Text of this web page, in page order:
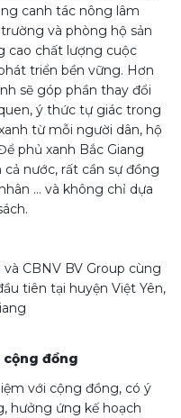
canh tác nông lâm
và phòng hộ sản
cao chất lượng cuộc
triển bền vững. Hơn
sẽ góp phần thay đổi
ý thức tự giác trong
từ mỗi người dân, hộ
phủ xanh Bắc Giang
nước, rất cần sự đồng
… và không chỉ dựa
CBNV BV Group cùng
tiên tại huyện Việt Yên,
đồng
với cộng đồng, có ý
hưởng ứng kế hoạch